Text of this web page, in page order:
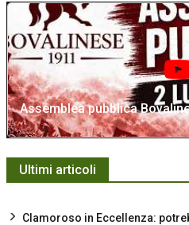
Assemblea pubblica
Ultimi articoli
Clamoroso in Eccellenza: